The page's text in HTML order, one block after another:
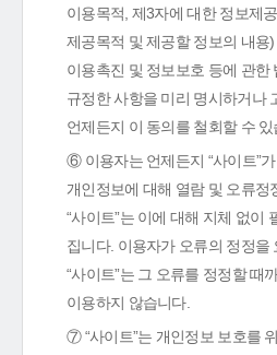
이용목적, 제3자에 대한 정보제
제공목적 및 제공할 정보의 내용
이용촉진 및 정보보호 등에 관한
규정한 사항을 미리 명시하거나
언제든지 이 동의를 철회할 수 있
⑥ 이용자는 언제든지 “사이트”
개인정보에 대해 열람 및 오류정
“사이트”는 이에 대해 지체 없이
집니다. 이용자가 오류의 정정을
“사이트”는 그 오류를 정정할 때
이용하지 않습니다.
⑦ “사이트”는 개인정보 보호를